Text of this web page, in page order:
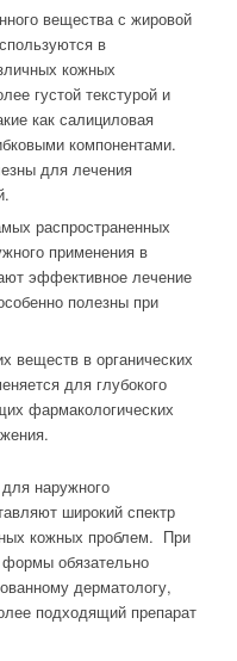
вещества с жировой
в
кожных
густой текстурой и
как салициловая
компонентами.
для лечения
распространенных
применения в
эффективное лечение
полезны при
веществ в органических
для глубокого
фармакологических
наружного
широкий спектр
кожных проблем. При
обязательно
дерматологу,
подходящий препарат